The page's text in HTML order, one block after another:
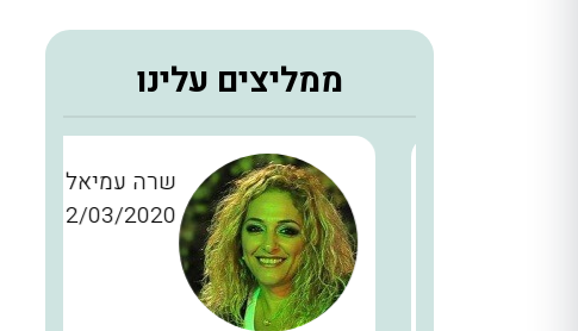
ממליצים עלינו
שרה עמיאל
12/03/2020